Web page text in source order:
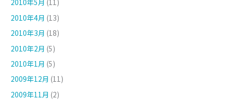
2010年5月 (11)
2010年4月 (13)
2010年3月 (18)
2010年2月 (5)
2010年1月 (5)
2009年12月 (11)
2009年11月 (2)